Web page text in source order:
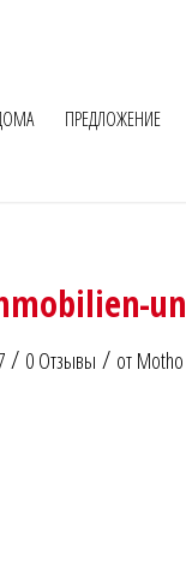
ПРЕДЛОЖЕНИЕ
/ 0 Отзывы / от Motho